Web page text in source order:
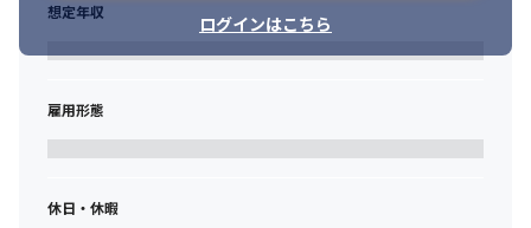
ログインはこちら
想定年収
雇用形態
休日・休暇